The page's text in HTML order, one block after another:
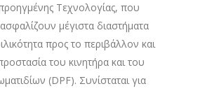
Τεχνολογίας, που
μέγιστα διαστήματα
προς το περιβάλλον και
του κινητήρα και του
(DPF). Συνίσταται για